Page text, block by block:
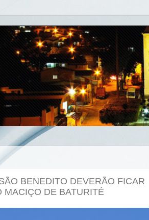
BENEDITO DEVERÃO FICAR
MACIÇO DE BATURITÉ